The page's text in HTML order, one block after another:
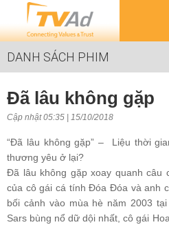
DANH SÁCH PHIM
Đã lâu không gặp
Cập nhật 05:35 | 15/10/2018
“Đã lâu không gặp” – Liệu thời
thương yêu ở lại?
Đã lâu không gặp xoay quanh câu
của cô gái cá tính Đóa Đóa và anh
bối cảnh vào mùa hè năm 2003
Sars bùng nổ dữ dội nhất, cô gái